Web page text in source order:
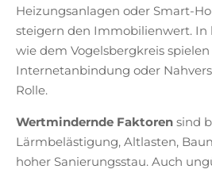
Heizungsanlagen oder Smart-
steigern den Immobilienwert. In
wie dem Vogelsbergkreis
Internetanbindung oder
Rolle.
Wertmindernde Faktoren sind
Lärmbelästigung, Altlasten,
hoher Sanierungsstau. Auch